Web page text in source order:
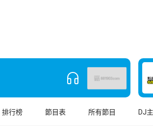
排行榜 節目表 所有節目 DJ